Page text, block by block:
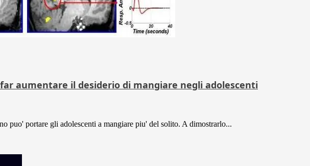
aumentare il desiderio di mangiare negli adolescenti
puo' portare gli adolescenti a mangiare piu' del solito. A dimostrarlo...